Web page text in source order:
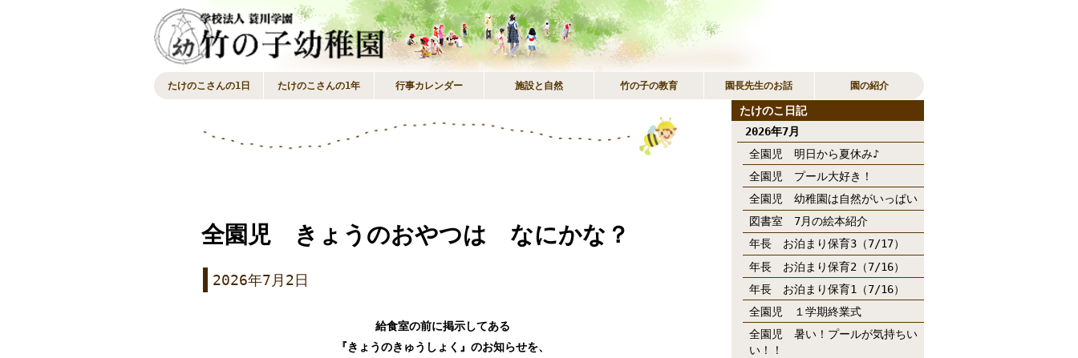
たけのこさんの1日 たけのこさんの1年 行事カレンダー 施設と自然 竹の子の教育 園長先生のお話 園の紹介
全園児 きょうのおやつは なにかな？
2026年7月2日
給食室の前に掲示してある
『きょうのきゅうしょく』のお知らせを、
たけのこ日記
2026年7月
全園児 明日から夏休み♪
全園児 プール大好き！
全園児 幼稚園は自然がいっぱい
図書室 7月の絵本紹介
年長 お泊まり保育3（7/17）
年長 お泊まり保育2（7/16）
年長 お泊まり保育1（7/16）
全園児 １学期終業式
全園児 暑い！プールが気持ちい
い！！